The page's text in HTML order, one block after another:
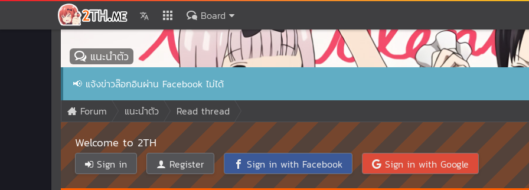
Board
แนะนำตัว
📢 แจ้งข่าวล๊อกอินผ่าน Facebook ไม่ได้
Forum
แนะนำตัว Read thread
Welcome to 2TH
Sign in Register Sign in with Facebook Sign in with Google